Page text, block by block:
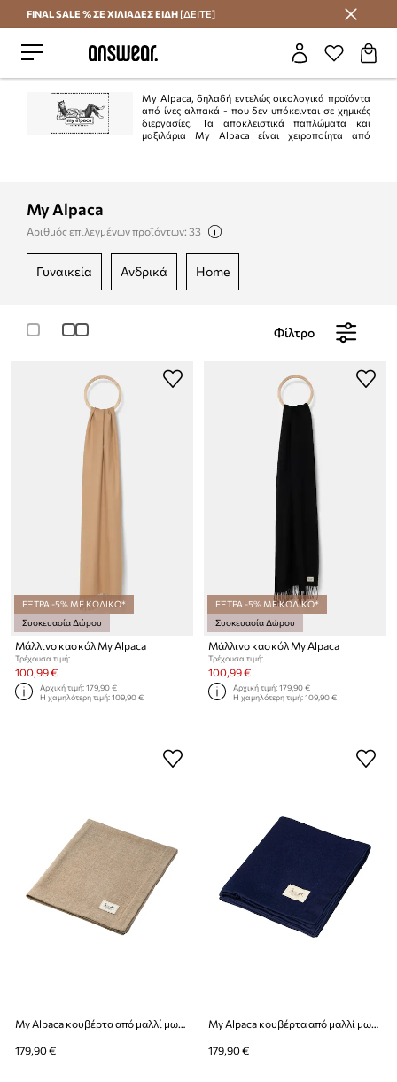
Εξοικονομήστε με το Answear Club
FINAL SALE % ΣΕ ΧΙΛΙΑΔΕΣ ΕΙΔΗ [ΔΕΙΤΕ]
My Alpaca, δηλαδή εντελώς οικολογικά προϊόντα
από ίνες αλπακά - που δεν υπόκεινται σε χημικές
διεργασίες. Τα αποκλειστικά παπλώματα και
μαξιλάρια My Alpaca είναι χειροποίητα από
My Alpaca
Αριθμός επιλεγμένων προϊόντων: 33
γυναικεία ανδρικά home
Φίλτρο
ΕΞΤΡΑ -5% ΜΕ ΚΩΔΙΚΟ*
Συσκευασία Δώρου
Μάλλινο κασκόλ My Alpaca
Τρέχουσα τιμή:
100,99 €
Αρχική τιμή:179,90 €
Η χαμηλότερη τιμή:109,90 €
ΕΞΤΡΑ -5% ΜΕ ΚΩΔΙΚΟ*
Συσκευασία Δώρου
Μάλλινο κασκόλ My Alpaca
Τρέχουσα τιμή:
100,99 €
Αρχική τιμή:179,90 €
Η χαμηλότερη τιμή:109,90 €
My Alpaca κουβέρτα από μαλλί μωρού αλπακά
179,90 €
My Alpaca κουβέρτα από μαλλί μωρού αλπακά
179,90 €